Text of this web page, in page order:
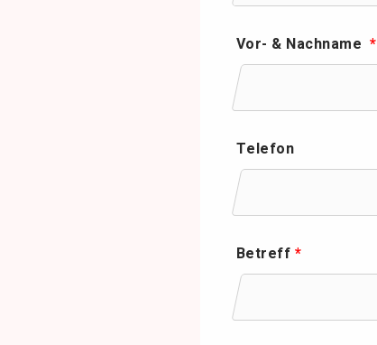
Vor- & Nachname*
Telefon
Betreff *